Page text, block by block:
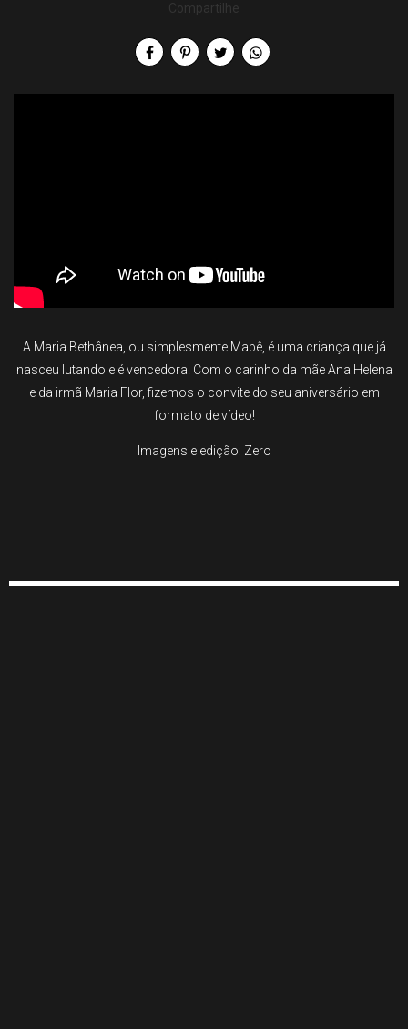
Compartilhe
A Maria Bethânea, ou simplesmente Mabê, é uma criança que já
nasceu lutando e é vencedora! Com o carinho da mãe Ana Helena
e da irmã Maria Flor, fizemos o convite do seu aniversário em
formato de vídeo!
Imagens e edição: Zero